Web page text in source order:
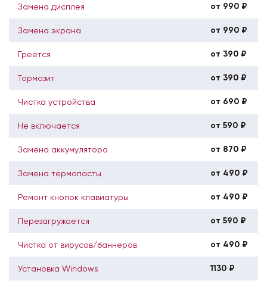
Замена дисплея от 990 ₽
Замена экрана от 990 ₽
Греется от 390 ₽
Тормозит от 390 ₽
Чистка устройства от 690 ₽
Не включается от 590 ₽
Замена аккумулятора от 870 ₽
Замена термопасты от 490 ₽
Ремонт кнопок клавиатуры от 490 ₽
Перезагружается от 590 ₽
Чистка от вирусов/баннеров от 490 ₽
Установка Windows 1130 ₽